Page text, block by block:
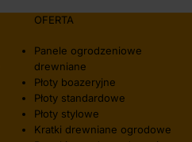
OFERTA
Panele ogrodzeniowe
drewniane
Płoty boazeryjne
Płoty standardowe
Płoty stylowe
Kratki drewniane ogrodowe